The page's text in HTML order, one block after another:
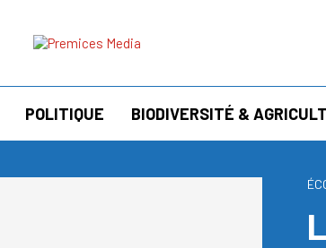
POLITIQUE BIODIVERSITÉ &